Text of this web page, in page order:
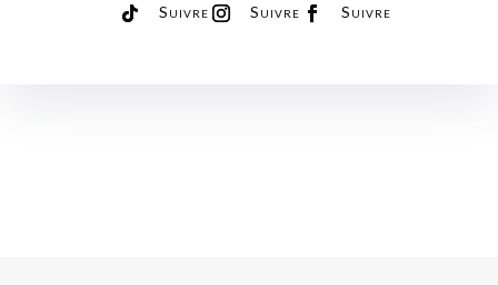
Suivre Suivre Suivre